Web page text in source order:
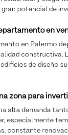
potencial de
en
en Palermo
constructiva.
de diseño
zona para
alta demanda
especialmente
constante